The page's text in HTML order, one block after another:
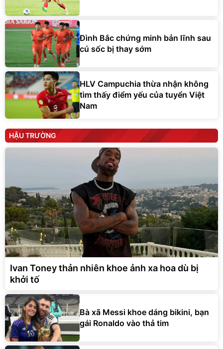
Đình Bắc chứng minh bản lĩnh sau
cú sốc bị thay sớm
HLV Campuchia thừa nhận không
tìm thấy điểm yếu của tuyển Việt
Nam
HẬU TRƯỜNG
Ivan Toney thản nhiên khoe ảnh xa hoa dù bị
khởi tố
Bà xã Messi khoe dáng bikini, bạn
gái Ronaldo vào thả tim